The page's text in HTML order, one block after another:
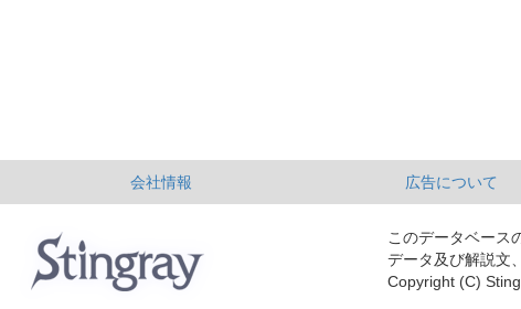
会社情報 広告について
このデータベース
データ及び解説文
Copyright (C)